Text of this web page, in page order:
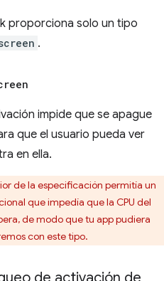
proporciona solo un tipo
.
impide que se apague
que el usuario pueda ver
en ella.
de la especificación permitía un
que impedía que la CPU del
de modo que tu app pudiera
con este tipo.